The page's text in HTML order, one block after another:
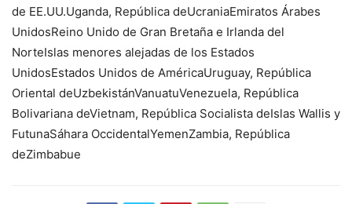
de EE.UU.Uganda, República deUcraniaEmiratos Árabes
UnidosReino Unido de Gran Bretaña e Irlanda del
NorteIslas menores alejadas de los Estados
UnidosEstados Unidos de AméricaUruguay, República
Oriental deUzbekistánVanuatuVenezuela, República
Bolivariana deVietnam, República Socialista deIslas Wallis y
FutunaSáhara OccidentalYemenZambia, República
deZimbabue